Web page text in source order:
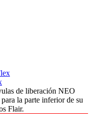
de liberación NEO
la parte inferior de su
Flair.